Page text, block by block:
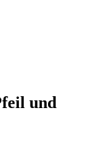
und